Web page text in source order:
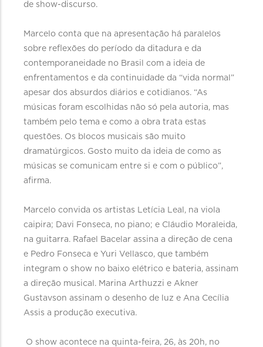
de show-discurso.
Marcelo conta que na apresentação há paralelos
sobre reflexões do período da ditadura e da
contemporaneidade no Brasil com a ideia de
enfrentamentos e da continuidade da “vida normal”
apesar dos absurdos diários e cotidianos. “As
músicas foram escolhidas não só pela autoria, mas
também pelo tema e como a obra trata estas
questões. Os blocos musicais são muito
dramatúrgicos. Gosto muito da ideia de como as
músicas se comunicam entre si e com o público”,
afirma.
Marcelo convida os artistas Letícia Leal, na viola
caipira; Davi Fonseca, no piano; e Cláudio Moraleida,
na guitarra. Rafael Bacelar assina a direção de cena
e Pedro Fonseca e Yuri Vellasco, que também
integram o show no baixo elétrico e bateria, assinam
a direção musical. Marina Arthuzzi e Akner
Gustavson assinam o desenho de luz e Ana Cecília
Assis a produção executiva.
O show acontece na quinta-feira, 26, às 20h, no